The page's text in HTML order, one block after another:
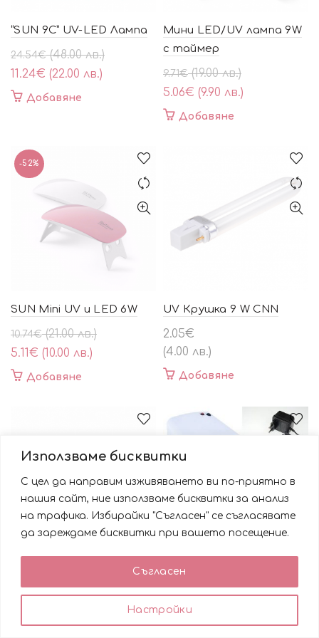
Използваме бисквитки
С цел да направим изживяването ви по-приятно в
нашия сайт, ние използваме бисквитки за анализ
на трафика. Избирайки "Съгласен" се съгласявате
да зареждаме бисквитки при вашето посещение.
Настройки
Съгласен
“SUN 9С” UV-LED Лампа
24.54€ (48.00 лв.)
Original
price
was:
24.54€
11.24€ (22.00 лв.)
Текущата
цена
е:
11.24€
Добавяне
Мини LED/UV лампа 9W
с таймер
9.71€ (19.00 лв.)
Original
price
was:
9.71€
5.06€ (9.90 лв.)
Текущата
цена
е:
5.06€
Добавяне
-52%
SUN Mini UV и LED 6W
10.74€ (21.00 лв.)
Original
price
was:
10.74€
5.11€ (10.00 лв.)
Текущата
цена
е:
5.11€
Добавяне
UV Крушка 9 W CNN
2.05€
(4.00 лв.)
Добавяне
8.13€
Комплект- UV
лампа-36W,ел. пила и
принтер за печати
Любими
0
Количка Профил Магазин
Използваме бисквитки за да подобрим вашата
работа със сайта. Като ползвате сайта Вие се
съгласявате с използването им.
ACCEPT